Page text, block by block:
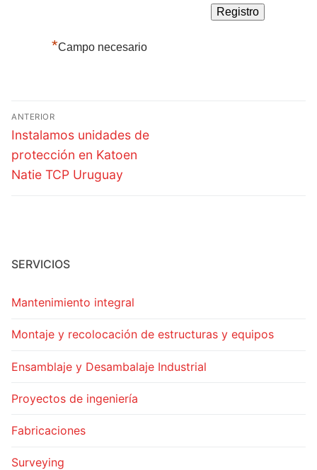
*Campo necesario
ANTERIOR
Instalamos unidades de
protección en Katoen
Natie TCP Uruguay
SERVICIOS
Mantenimiento integral
Montaje y recolocación de estructuras y equipos
Ensamblaje y Desambalaje Industrial
Proyectos de ingeniería
Fabricaciones
Surveying